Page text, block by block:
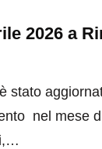
2026 a
stato
nel mese